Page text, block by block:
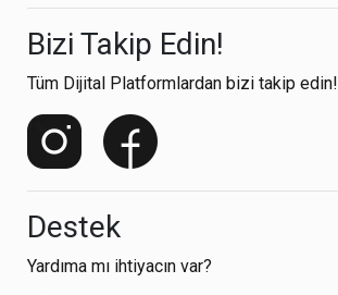
Bizi Takip Edin!
Tüm Dijital Platformlardan bizi takip edin!
Destek
Yardıma mı ihtiyacın var?